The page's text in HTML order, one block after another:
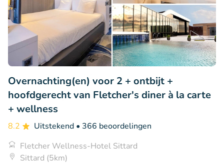
Overnachting(en) voor 2 + ontbijt +
hoofdgerecht van Fletcher's diner à la carte
+ wellness
8.2 Uitstekend • 366 beoordelingen
Fletcher Wellness-Hotel Sittard
Sittard (5km)